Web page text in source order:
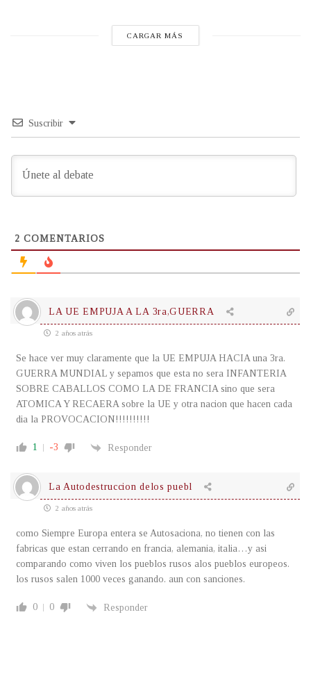
CARGAR MÁS
Suscribir
2 COMENTARIOS
LA UE EMPUJA A LA 3ra,GUERRA
2 años atrás
Se hace ver muy claramente que la UE EMPUJA HACIA una 3ra.
GUERRA MUNDIAL y sepamos que esta no sera INFANTERIA
SOBRE CABALLOS COMO LA DE FRANCIA sino que sera
ATOMICA Y RECAERA sobre la UE y otra nacion que hacen cada
dia la PROVOCACION!!!!!!!!!!
1 -3 Responder
La Autodestruccion delos puebl
2 años atrás
como Siempre Europa entera se Autosaciona, no tienen con las
fabricas que estan cerrando en francia, alemania, italia…y asi
comparando como viven los pueblos rusos alos pueblos europeos.
los rusos salen 1000 veces ganando. aun con sanciones.
0 0 Responder